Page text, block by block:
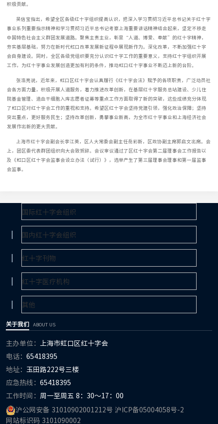
积极贡献。
吴信宝指出，希望全区各级红十字组织提高认识，把深入学习贯彻习近平总书记关于红十字
事业系列重要指示精神和学习贯彻习近平总书记考察上海重要讲话精神结合起来，坚定不移走
中国特色社会主义群团发展道路。聚焦主责主业，彰显“人道、博爱、奉献”的红十字精神，
夯实基层基础，努力在新时代虹口改革发展新征程中展现新作为。深化改革，不断加强红十字
会自身建设。同时，全区各级党组织要充分认识红十字工作的重要意义，支持红十字组织开展
工作，为红十字事业发展创造更加有利的条件，推动虹口红十字事业不断迈上新的台阶。
张浩亮说，近年来，虹口区红十字会认真履行《红十字会法》赋予的各项职责，广泛动员社
会各方面力量，积极开展人道服务，着力推进改革创新，在基层红十字服务总站建设、少儿住
院基金管理、造血干细胞入库志愿者征募等重点工作方面取得了新的突破，这些成绩充分体现
了虹口区对红十字会工作的重视和支持。希望区红十字会坚持党建引领，强化政治保障；坚持
突出重点，更好服务民生；坚持改革创新，勇攀事业新高，为全市红十字事业和上海经济社会
发展作出新的更大贡献。
上海市红十字会副会长李江英，区人大常委会副主任岳彩新，区政协副主席郭启文出席。会
上，团区委代表群团组织向大会致贺辞。会议审议通过了区红十字会第二届理事会工作报告以
及《虹口区红十字会监事会设立办法（试行）》，选举产生了第三届理事会理事和第一届监事
会监事。
关于我们 ABOUT US
主办单位：
上海市虹口区红十字会
电话： 65418395
地址： 玉田路222号三楼
应急热线： 65418395
工作时间： 周一至周五 8：30～17：00
沪公网安备 31010902001212号 沪ICP备05004058号-2
网站标识码 3101090002